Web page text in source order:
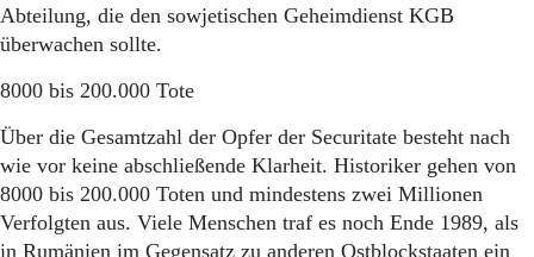
Abteilung, die den sowjetischen Geheimdienst KGB
überwachen sollte.
8000 bis 200.000 Tote
Über die Gesamtzahl der Opfer der Securitate besteht nach
wie vor keine abschließende Klarheit. Historiker gehen von
8000 bis 200.000 Toten und mindestens zwei Millionen
Verfolgten aus. Viele Menschen traf es noch Ende 1989, als
in Rumänien im Gegensatz zu anderen Ostblockstaaten ein